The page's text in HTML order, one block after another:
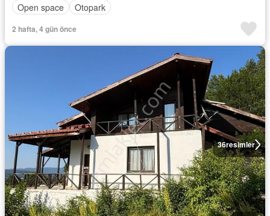
Open space
Otopark
2 hafta, 4 gün önce
36resimler